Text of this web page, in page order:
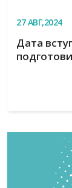
27АВГ,2024
Дата